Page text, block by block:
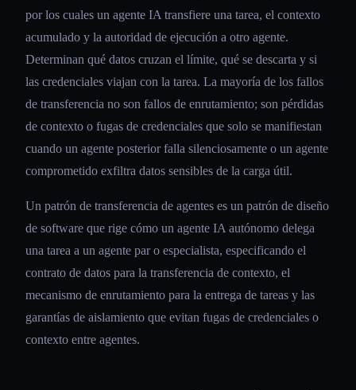
por los cuales un agente IA transfiere una tarea, el contexto
acumulado y la autoridad de ejecución a otro agente.
Determinan qué datos cruzan el límite, qué se descarta y si
las credenciales viajan con la tarea. La mayoría de los fallos
de transferencia no son fallos de enrutamiento; son pérdidas
de contexto o fugas de credenciales que solo se manifiestan
cuando un agente posterior falla silenciosamente o un agente
comprometido exfiltra datos sensibles de la carga útil.
Un patrón de transferencia de agentes es un patrón de diseño
de software que rige cómo un agente IA autónomo delega
una tarea a un agente par o especialista, especificando el
contrato de datos para la transferencia de contexto, el
mecanismo de enrutamiento para la entrega de tareas y las
garantías de aislamiento que evitan fugas de credenciales o
contexto entre agentes.